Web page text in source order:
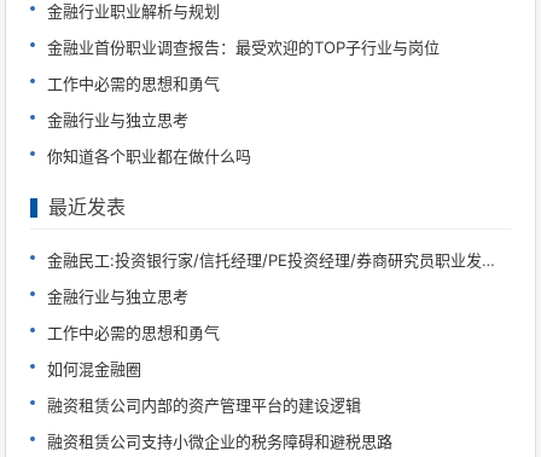
金融行业职业解析与规划
金融业首份职业调查报告：最受欢迎的TOP子行业与岗位
工作中必需的思想和勇气
金融行业与独立思考
你知道各个职业都在做什么吗
最近发表
金融民工:投资银行家/信托经理/PE投资经理/券商研究员职业发展必读
金融行业与独立思考
工作中必需的思想和勇气
如何混金融圈
融资租赁公司内部的资产管理平台的建设逻辑
融资租赁公司支持小微企业的税务障碍和避税思路